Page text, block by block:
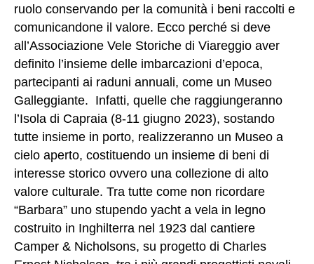
ruolo conservando per la comunità i beni raccolti e
comunicandone il valore. Ecco perché si deve
all’Associazione Vele Storiche di Viareggio aver
definito l’insieme delle imbarcazioni d’epoca,
partecipanti ai raduni annuali, come un Museo
Galleggiante. Infatti, quelle che raggiungeranno
l’Isola di Capraia (8-11 giugno 2023), sostando
tutte insieme in porto, realizzeranno un Museo a
cielo aperto, costituendo un insieme di beni di
interesse storico ovvero una collezione di alto
valore culturale. Tra tutte come non ricordare
“Barbara” uno stupendo yacht a vela in legno
costruito in Inghilterra nel 1923 dal cantiere
Camper & Nicholsons, su progetto di Charles